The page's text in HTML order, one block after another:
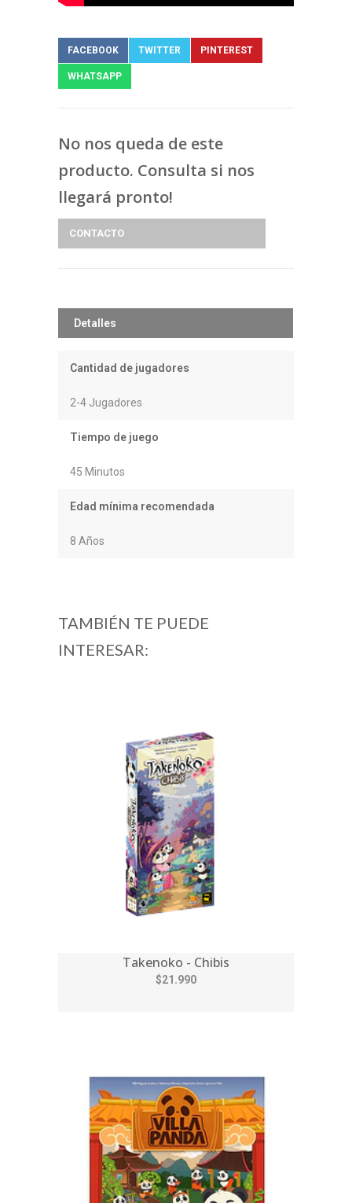
FACEBOOK TWITTER PINTEREST
WHATSAPP
No nos queda de este
producto. Consulta si nos
llegará pronto!
CONTACTO
Detalles
Cantidad de jugadores
2-4 Jugadores
Tiempo de juego
45 Minutos
Edad mínima recomendada
8 Años
TAMBIÉN TE PUEDE
INTERESAR:
Takenoko - Chibis
$21.990